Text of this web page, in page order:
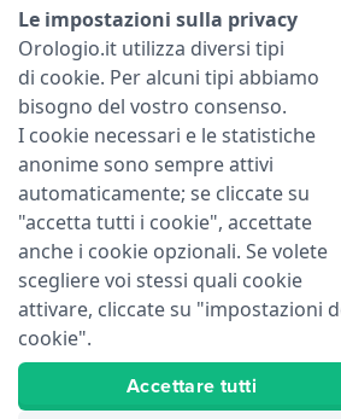
Le impostazioni sulla privacy
Orologio.it utilizza diversi tipi
di cookie. Per alcuni tipi abbiamo
bisogno del vostro consenso.
I cookie necessari e le statistiche
anonime sono sempre attivi
automaticamente; se cliccate su
"accetta tutti i cookie", accettate
anche i cookie opzionali. Se volete
scegliere voi stessi quali cookie
attivare, cliccate su "impostazioni
cookie".
Accettare tutti